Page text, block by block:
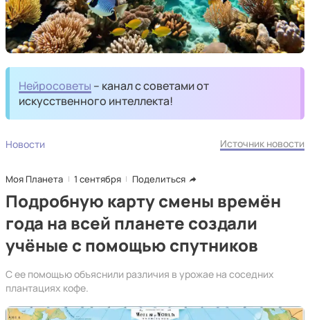
Нейросоветы – канал с советами от
искусственного интеллекта!
Новости Источник новости
Моя Планета 1 сентября Поделиться
Подробную карту смены времён
года на всей планете создали
учёные с помощью спутников
С ее помощью объяснили различия в урожае на соседних
плантациях кофе.